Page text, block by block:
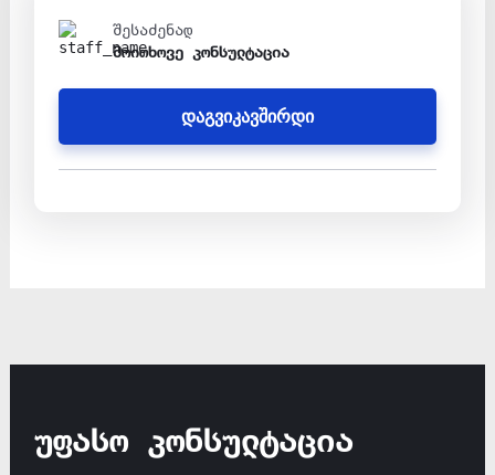
შესაძენად
მოითხოვე კონსულტაცია
დაგვიკავშირდი
უფასო კონსულტაცია